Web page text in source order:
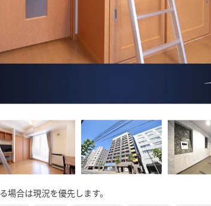
合は現況を優先します。